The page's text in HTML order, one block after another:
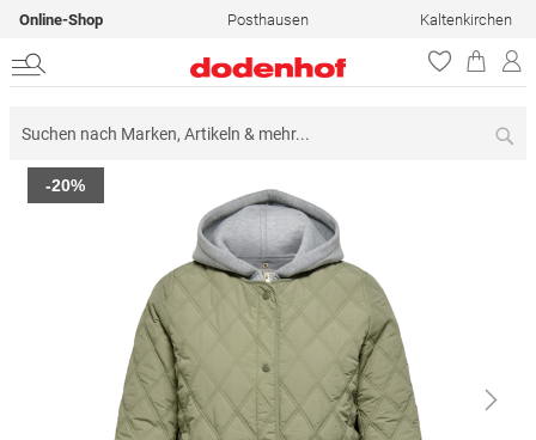
Online-Shop Posthausen Kaltenkirchen
Zum
Ende
-20%